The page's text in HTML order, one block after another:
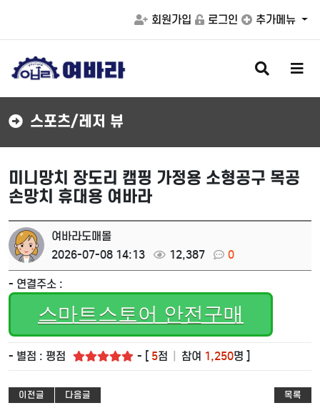
회원가입 로그인 추가메뉴
검
색
버
메
버
스포츠/레저 뷰
미니망치 장도리 캠핑 가정용 소형공구 목공
손망치 휴대용 여바라
여바라도매몰
2026-07-08 14:13
12,387 0
- 연결주소 :
스마트스토어 안전구매
- 별점 : 평점 - [ 5점 참여 1,250명 ]
이전글 다음글 목록